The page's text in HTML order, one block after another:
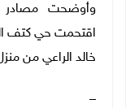
وأوضحت مصادر
اقتحمت حي كتف
خالد الراعي من